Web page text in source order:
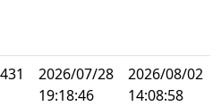
431
2026/07/28
19:18:46
2026/08/02
14:08:58